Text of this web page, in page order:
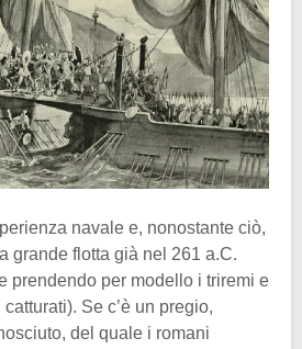
navale e, nonostante ciò,
grande flotta già nel 261 a.C.
prendendo per modello i triremi e
Se c’è un pregio,
del quale i romani